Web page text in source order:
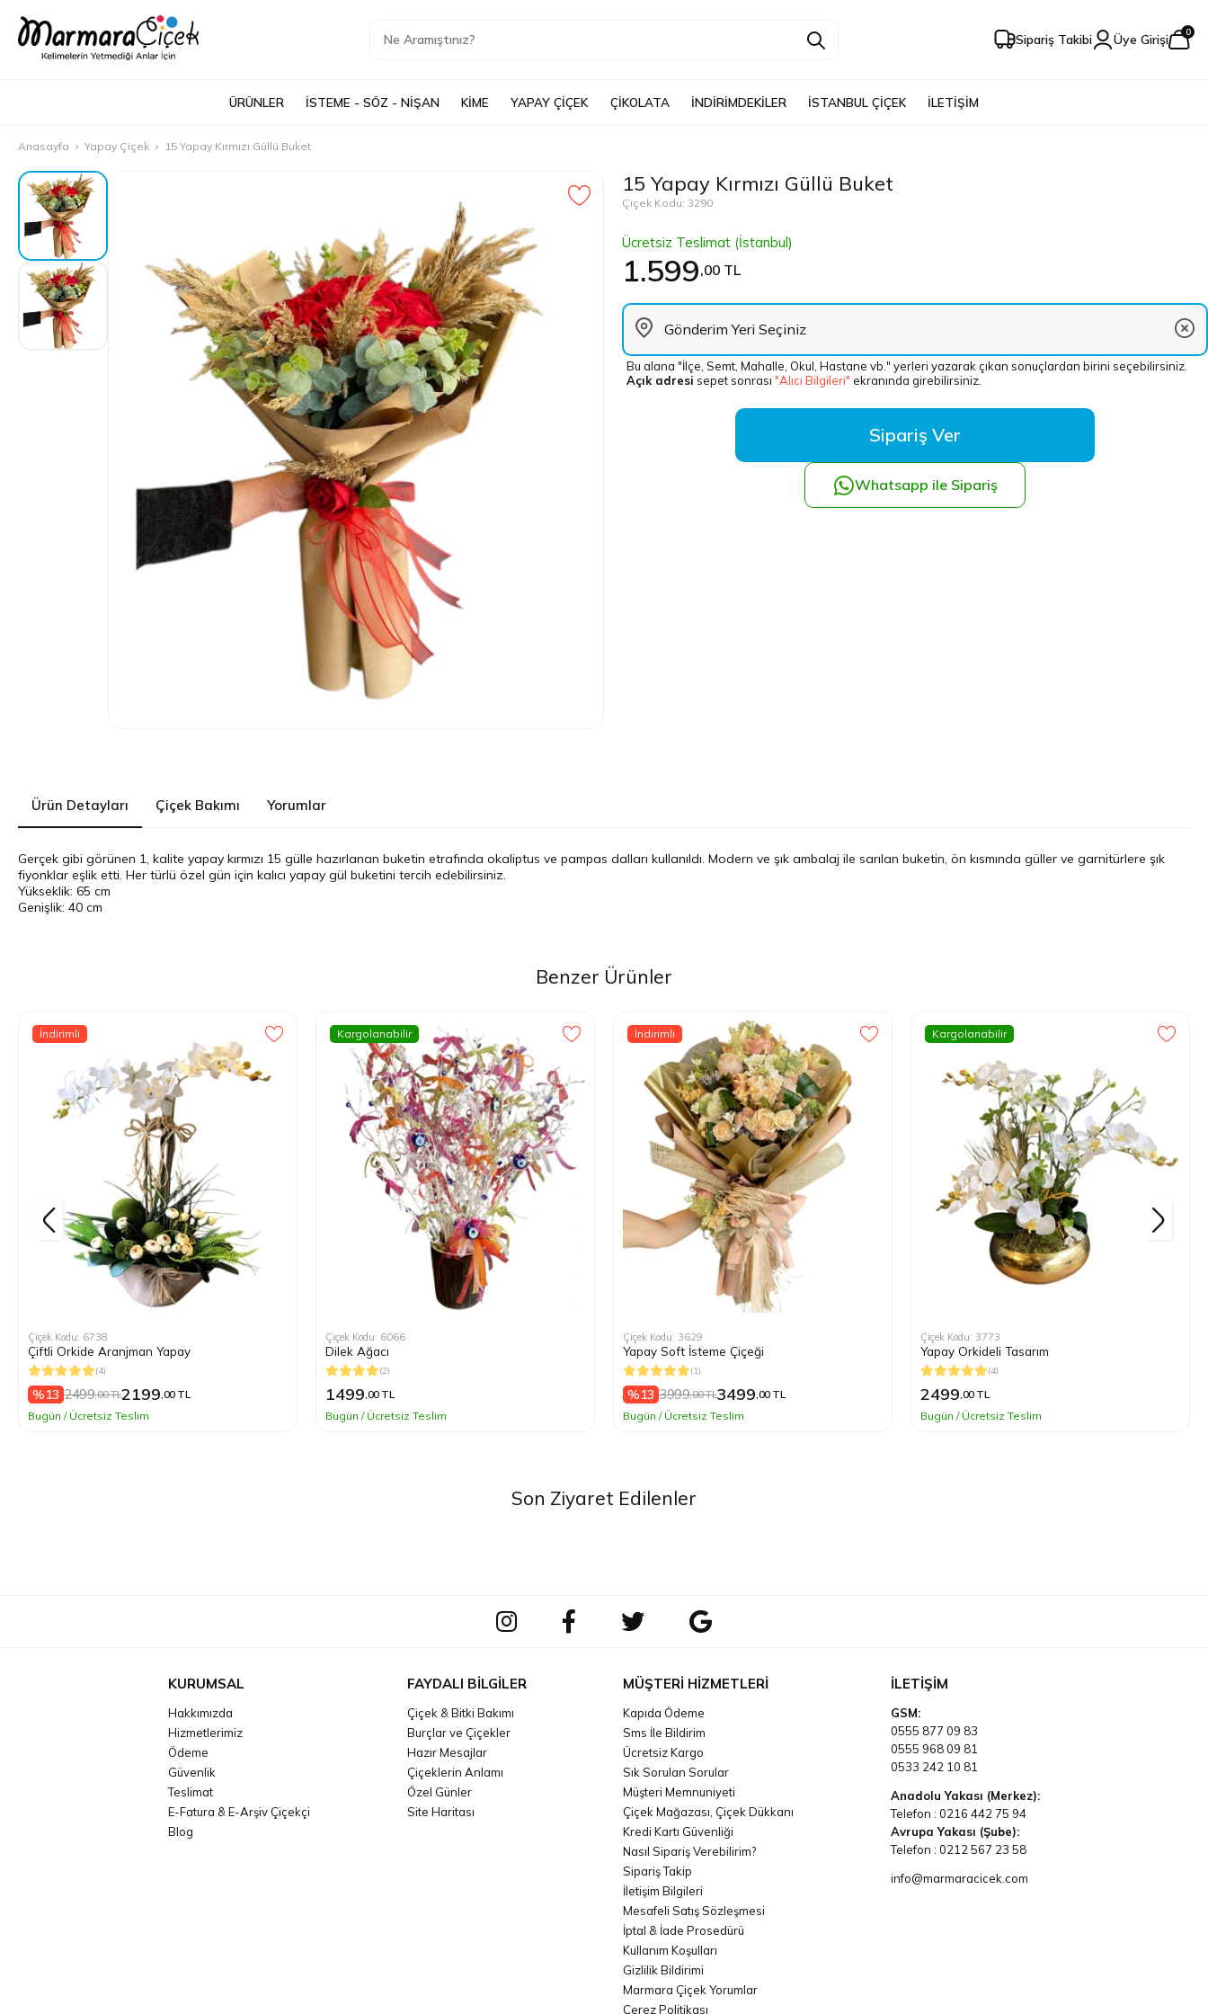
Sipariş Takibi Üye Girişi 0
ÜRÜNLER İSTEME - SÖZ - NİŞAN KİME YAPAY ÇİÇEK ÇİKOLATA İNDİRİMDEKİLER İSTANBUL ÇİÇEK İLETİŞİM
Anasayfa Yapay Çiçek 15 Yapay Kırmızı Güllü Buket
15 Yapay Kırmızı Güllü Buket
Çiçek Kodu: 3290
Ücretsiz Teslimat (İstanbul)
1.599,00 TL
Bu alana "İlçe, Semt, Mahalle, Okul, Hastane vb." yerleri yazarak çıkan sonuçlardan birini seçebilirsiniz.
Açık adresi sepet sonrası "Alıcı Bilgileri" ekranında girebilirsiniz.
Sipariş Ver
Whatsapp ile Sipariş
Ürün Detayları Çiçek Bakımı Yorumlar
Gerçek gibi görünen 1, kalite yapay kırmızı 15 gülle hazırlanan buketin etrafında okaliptus ve pampas dalları kullanıldı. Modern ve şık ambalaj ile sarılan buketin, ön kısmında güller ve garnitürlere şık
fiyonklar eşlik etti. Her türlü özel gün için kalıcı yapay gül buketini tercih edebilirsiniz.
Yükseklik: 65 cm
Genişlik: 40 cm
Benzer Ürünler
İndirimli
Çiçek Kodu: 6738
Çiftli Orkide Aranjman Yapay
(4)
%13 2499,00 TL2199,00 TL
Bugün / Ücretsiz Teslim
Kargolanabilir
Çiçek Kodu: 6066
Dilek Ağacı
(2)
1499,00 TL
Bugün / Ücretsiz Teslim
İndirimli
Çiçek Kodu: 3629
Yapay Soft İsteme Çiçeği
(1)
%13 3999,00 TL3499,00 TL
Bugün / Ücretsiz Teslim
Kargolanabilir
Çiçek Kodu: 3773
Yapay Orkideli Tasarım
(4)
2499,00 TL
Bugün / Ücretsiz Teslim
Son Ziyaret Edilenler
KURUMSAL
Hakkımızda
Hizmetlerimiz
Ödeme
Güvenlik
Teslimat
E-Fatura & E-Arşiv Çiçekçi
Blog
FAYDALI BILGILER
Çiçek & Bitki Bakımı
Burçlar ve Çiçekler
Hazır Mesajlar
Çiçeklerin Anlamı
Özel Günler
Site Haritası
MÜŞTERI HIZMETLERI
Kapıda Ödeme
Sms İle Bildirim
Ücretsiz Kargo
Sık Sorulan Sorular
Müşteri Memnuniyeti
Çiçek Mağazası, Çiçek Dükkanı
Kredi Kartı Güvenliği
Nasıl Sipariş Verebilirim?
Sipariş Takip
İletişim Bilgileri
Mesafeli Satış Sözleşmesi
İptal & İade Prosedürü
Kullanım Koşulları
Gizlilik Bildirimi
Marmara Çiçek Yorumlar
Çerez Politikası
İLETIŞIM
GSM:
0555 877 09 83
0555 968 09 81
0533 242 10 81
Anadolu Yakası (Merkez):
Telefon : 0216 442 75 94
Avrupa Yakası (Şube):
Telefon : 0212 567 23 58
info@marmaracicek.com